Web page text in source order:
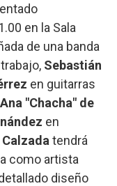
en la Sala
de una banda
Sebastián
en guitarras
Ana "Chacha" de
en
tendrá
como artista
diseño